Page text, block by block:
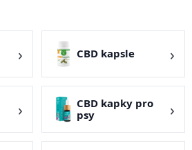
CBD kapsle
CBD kapky pro
psy